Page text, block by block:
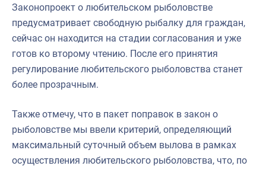
Законопроект о любительском рыболовстве
предусматривает свободную рыбалку для граждан,
сейчас он находится на стадии согласования и уже
готов ко второму чтению. После его принятия
регулирование любительского рыболовства станет
более прозрачным.
Также отмечу, что в пакет поправок в закон о
рыболовстве мы ввели критерий, определяющий
максимальный суточный объем вылова в рамках
осуществления любительского рыболовства, что, по